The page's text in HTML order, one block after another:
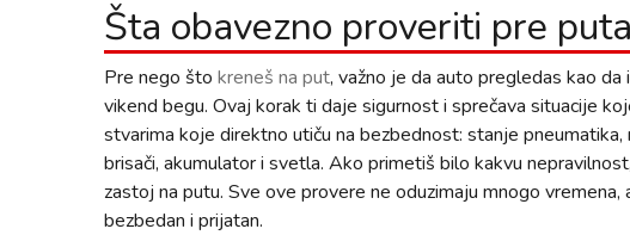
Šta obavezno proveriti pre
Pre nego što kreneš na put, važno je da auto pregledas kao da
vikend begu. Ovaj korak ti daje sigurnost i sprečava situacije
stvarima koje direktno utiču na bezbednost: stanje
brisači, akumulator i svetla. Ako primetiš bilo kakvu
zastoj na putu. Sve ove provere ne oduzimaju mnogo
bezbedan i prijatan.